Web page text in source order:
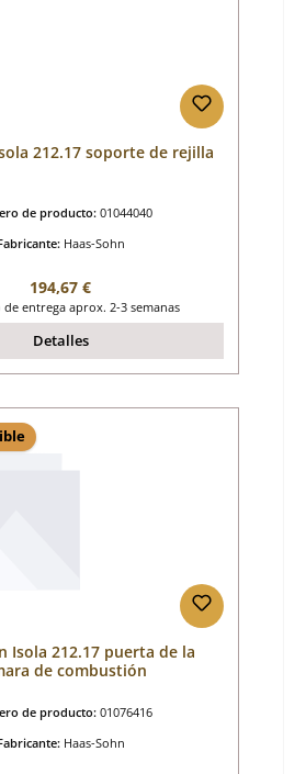
212.17 soporte de rejilla
de producto: 01044040
Haas-Sohn
Precio normal:
194,67 €
entrega aprox. 2-3 semanas
Detalles
Isola 212.17 puerta de la
de combustión
de producto: 01076416
Haas-Sohn